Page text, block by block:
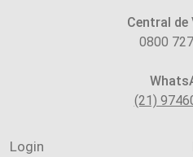
Central de
0800
(21)
Login